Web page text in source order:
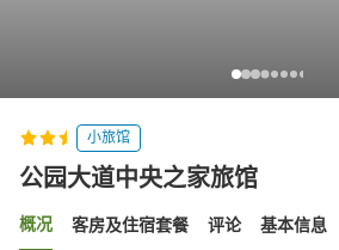
小旅馆
公园大道中央之家旅馆
概况 客房及住宿套餐 评论 基本信息